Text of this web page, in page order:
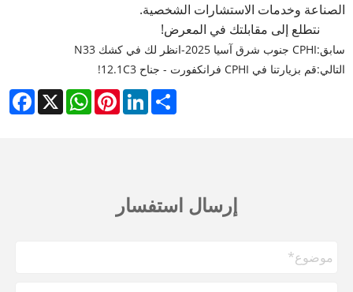
الصناعة وخدمات الاستشارات الشخصية.
نتطلع إلى مقابلتك في المعرض!
سابق:CPHI جنوب شرق آسيا 2025-انظر لك في كشك N33
التالي:قم بزيارتنا في CPHI فرانكفورت - جناح 12.1C3!
X
WhatsAppPinterestLinkedInShare
إرسال استفسار